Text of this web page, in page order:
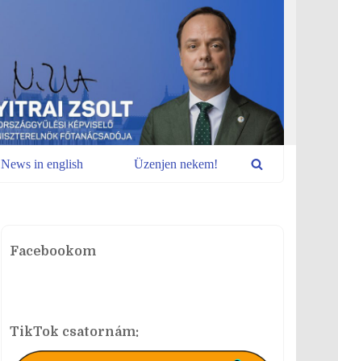
News in english Üzenjen nekem!
Facebookom
TikTok csatornám: